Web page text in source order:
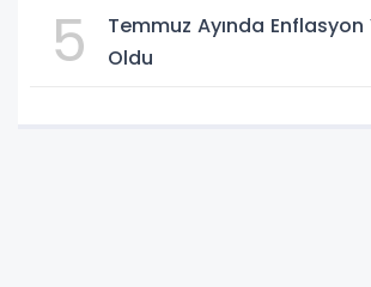
5
Temmuz Ayında Enflasyon
Oldu